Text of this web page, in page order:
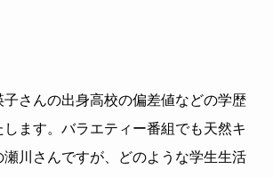
さんの出身高校の偏差値などの学歴
ます。バラエティー番組でも天然キ
瀬川さんですが、どのような学生生活